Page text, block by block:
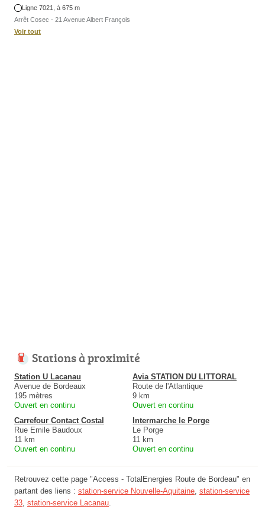
Ligne 7021, à 675 m
Arrêt Cosec - 21 Avenue Albert François
Voir tout
Stations à proximité
Station U Lacanau
Avenue de Bordeaux
195 mètres
Ouvert en continu
Avia STATION DU LITTORAL
Route de l'Atlantique
9 km
Ouvert en continu
Carrefour Contact Costal
Rue Emile Baudoux
11 km
Ouvert en continu
Intermarche le Porge
Le Porge
11 km
Ouvert en continu
Retrouvez cette page "Access - TotalEnergies Route de Bordeau" en
partant des liens : station-service Nouvelle-Aquitaine, station-service
33, station-service Lacanau.